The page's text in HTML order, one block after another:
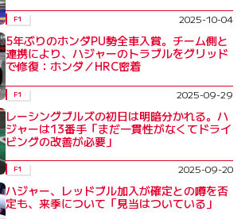
F1 2025-10-04
5年ぶりのホンダPU勢全車入賞。チーム側と
連携により、ハジャーのトラブルをグリッド
で修復：ホンダ／HRC密着
F1 2025-09-29
レーシングブルズの初日は明暗分かれる。ハ
ジャーは13番手「まだ一貫性がなくてドライ
ビングの改善が必要」
F1 2025-09-20
ハジャー、レッドブル加入が確定との噂を否
定も、来季について「見当はついている」